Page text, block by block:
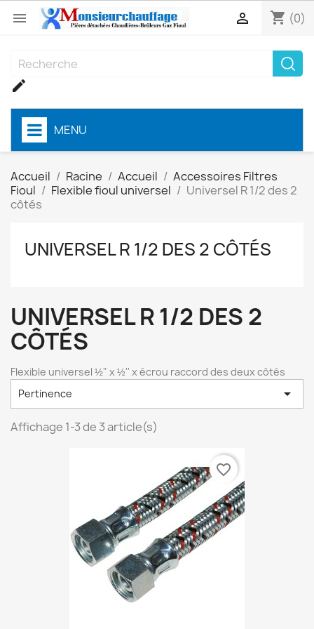
 shopping_cart (0)


MENU
Accueil Racine Accueil
Accessoires Filtres
Fioul
Flexible fioul universel
Universel R 1/2 des 2
côtés
UNIVERSEL R 1/2 DES 2 CÔTÉS
UNIVERSEL R 1/2 DES 2
CÔTÉS
Flexible universel ½" x ½'' x écrou raccord des deux côtés
Pertinence

Affichage 1-3 de 3 article(s)
favorite_border